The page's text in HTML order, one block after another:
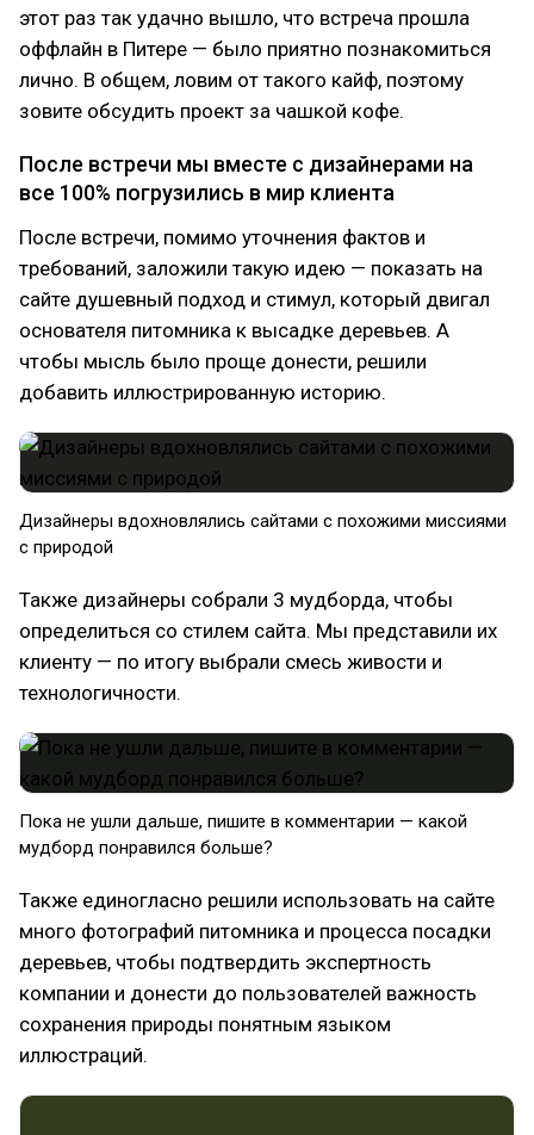
этот раз так удачно вышло, что встреча прошла
оффлайн в Питере — было приятно познакомиться
лично. В общем, ловим от такого кайф, поэтому
зовите обсудить проект за чашкой кофе.
После встречи мы вместе с дизайнерами на
все 100% погрузились в мир клиента
После встречи, помимо уточнения фактов и
требований, заложили такую идею — показать на
сайте душевный подход и стимул, который двигал
основателя питомника к высадке деревьев. А
чтобы мысль было проще донести, решили
добавить иллюстрированную историю.
Дизайнеры вдохновлялись сайтами с похожими миссиями
с природой
Также дизайнеры собрали 3 мудборда, чтобы
определиться со стилем сайта. Мы представили их
клиенту — по итогу выбрали смесь живости и
технологичности.
Пока не ушли дальше, пишите в комментарии — какой
мудборд понравился больше?
Также единогласно решили использовать на сайте
много фотографий питомника и процесса посадки
деревьев, чтобы подтвердить экспертность
компании и донести до пользователей важность
сохранения природы понятным языком
иллюстраций.